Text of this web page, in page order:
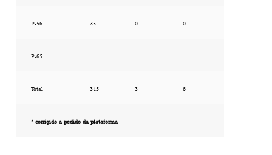
P-56 35 0 0
P-65
Total 345 3 6
* corrigido a pedido da plataforma